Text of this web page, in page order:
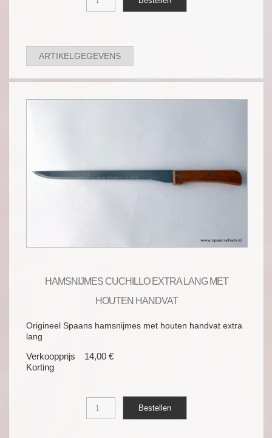
ARTIKELGEGEVENS
HAMSNIJMES CUCHILLO EXTRA LANG MET
HOUTEN HANDVAT
Origineel Spaans hamsnijmes met houten handvat extra
lang
Verkoopprijs
14,00 €
Korting